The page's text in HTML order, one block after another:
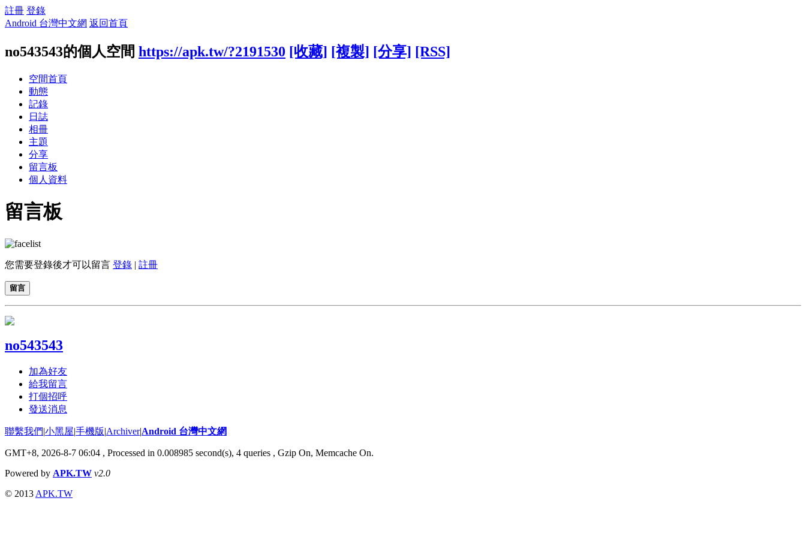
註冊 登錄
Android 台灣中文網 返回首頁
no543543的個人空間 https://apk.tw/?2191530 [收藏] [複製] [分享] [RSS]
空間首頁
動態
記錄
日誌
相冊
主題
分享
留言板
個人資料
留言板
您需要登錄後才可以留言 登錄 | 註冊
留言
no543543
加為好友
給我留言
打個招呼
發送消息
聯繫我們|小黑屋|手機版|Archiver|Android 台灣中文網
GMT+8, 2026-8-7 06:04 , Processed in 0.008985 second(s), 4 queries , Gzip On, Memcache On.
Powered by APK.TW v2.0
© 2013 APK.TW